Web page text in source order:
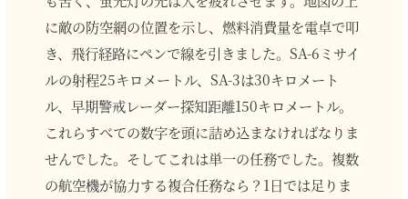
に敵の防空網の位置を示し、燃料消費量を電卓で叩
き、飛行経路にペンで線を引きました。SA-6ミサイ
ルの射程25キロメートル、SA-3は30キロメート
ル、早期警戒レーダー探知距離150キロメートル。
これらすべての数字を頭に詰め込まなければなりま
せんでした。そしてこれは単一の任務でした。複数
の航空機が協力する複合任務なら？1日では足りま